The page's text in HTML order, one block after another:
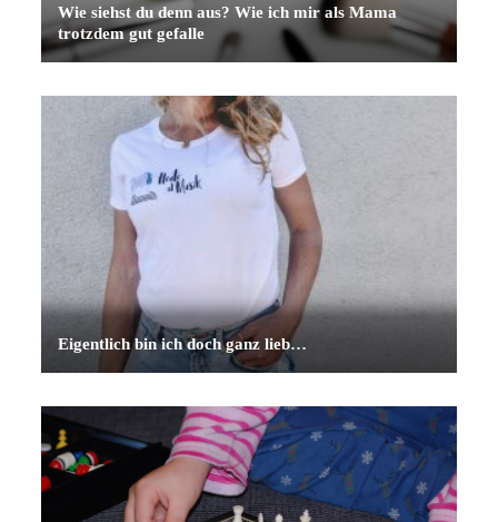
Wie siehst du denn aus? Wie ich mir als Mama
trotzdem gut gefalle
Eigentlich bin ich doch ganz lieb…